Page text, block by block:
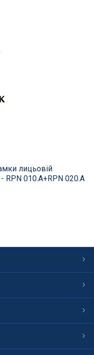
лицьовій
010.A+RPN 020.A